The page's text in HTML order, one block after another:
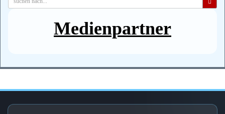
Medienpartner